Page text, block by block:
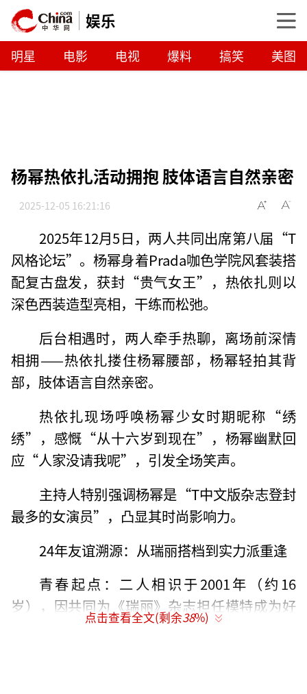
娱乐
明星 电影 电视 爆料 搞笑 美图
杨幂热依扎活动拥抱 肢体语言自然亲密
2025-12-05 16:21:16
2025年12月5日，两人共同出席第八届“T
风格论坛”。杨幂身着Prada咖色学院风套装搭
配复古盘发，获封“贵气女王”，热依扎则以
深色西装造型亮相，干练而松弛。
后台相遇时，两人牵手热聊，离场前深情
相拥——热依扎搂住杨幂腰部，杨幂轻拍其背
部，肢体语言自然亲密。
热依扎现场呼唤杨幂少女时期昵称“绣
绣”，感慨“从十六岁到现在”，杨幂幽默回
应“人家没请我呢”，引发全场笑声。
主持人特别强调杨幂是“T中文版杂志登封
最多的女演员”，凸显其时尚影响力。
24年友谊溯源：从瑞丽搭档到实力派重逢
青春起点：二人相识于2001年（约16
岁），因共同为《瑞丽》杂志担任模特成为好
友，多次合拍封面。此后热依扎考入北电，杨
点击查看全文(剩余38%)